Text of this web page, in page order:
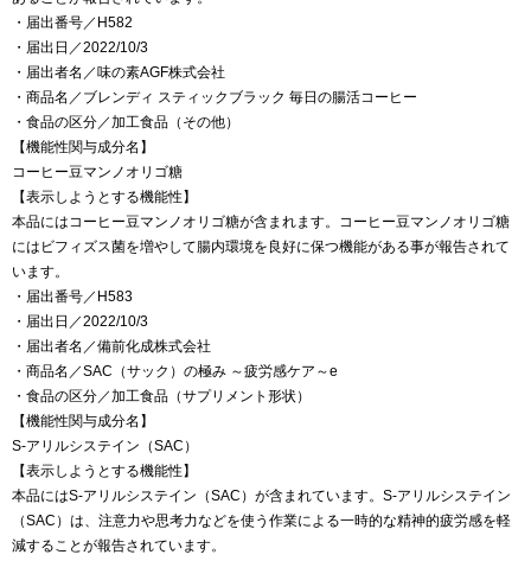
・届出番号／H582
・届出日／2022/10/3
・届出者名／味の素AGF株式会社
・商品名／ブレンディ スティックブラック 毎日の腸活コーヒー
・食品の区分／加工食品（その他）
【機能性関与成分名】
コーヒー豆マンノオリゴ糖
【表示しようとする機能性】
本品にはコーヒー豆マンノオリゴ糖が含まれます。コーヒー豆マンノオリゴ糖
にはビフィズス菌を増やして腸内環境を良好に保つ機能がある事が報告されて
います。
・届出番号／H583
・届出日／2022/10/3
・届出者名／備前化成株式会社
・商品名／SAC（サック）の極み ～疲労感ケア～e
・食品の区分／加工食品（サプリメント形状）
【機能性関与成分名】
S-アリルシステイン（SAC）
【表示しようとする機能性】
本品にはS-アリルシステイン（SAC）が含まれています。S-アリルシステイン
（SAC）は、注意力や思考力などを使う作業による一時的な精神的疲労感を軽
減することが報告されています。